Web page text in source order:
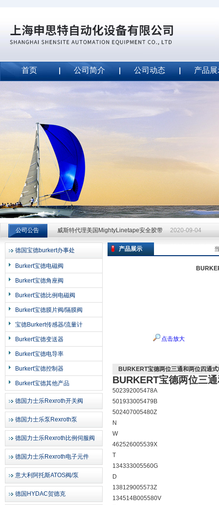
上海申思特自动化设备有限公司
首页 公司简介 公司动态 产品
公司公告
威斯特代理美国MightyLinetape安全胶带 2020-09-04
威斯特代理美国MightyLinetape安全胶带 2020-09-04
威斯特代理美国MightyLinetape安全胶带
德国宝德burkert办事处
Burkert宝德电磁阀
Burkert宝德角座阀
Burkert宝德比例电磁阀
Burkert宝德膜片阀/隔膜阀
宝德Burkert传感器/流量计
Burkert宝德变送器
Burkert宝德电导率
Burkert宝德控制器
Burkert宝德其他产品
德国力士乐Rexroth开关阀
德国力士乐泵Rexroth泵
德国力士乐Rexroth比例伺服阀
德国力士乐Rexroth电子元件
意大利阿托斯ATOS阀/泵
德国HYDAC贺德克
产品展示
点击放大
BURKERT宝德两位三通和两位四通
BURKERT宝德两位三
502392005478A
501933005479B
502407005480Z
N
W
462526005539X
T
134333005560G
D
138129005573Z
134514B005580V